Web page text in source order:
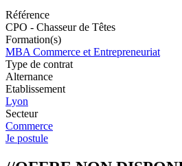
Référence
CPO - Chasseur de Têtes
Formation(s)
MBA Commerce et Entrepreneuriat
Type de contrat
Alternance
Etablissement
Lyon
Secteur
Commerce
Je postule